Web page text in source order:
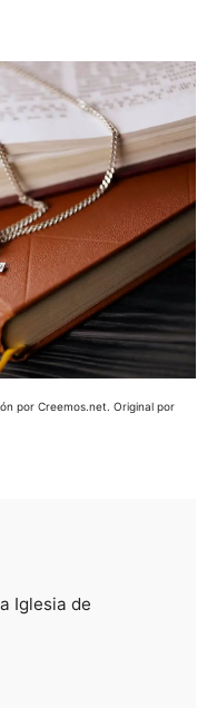
por Creemos.net. Original por
Iglesia de